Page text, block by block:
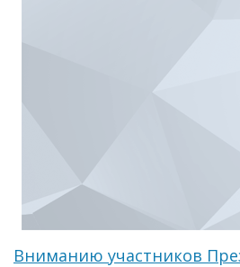
Вниманию участников